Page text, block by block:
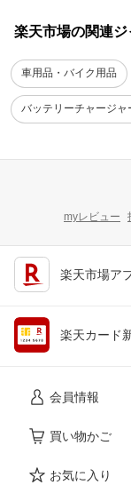
楽天市場の関連ジ
車用品・バイク用品
バッテリーチャージャ
myレビュー
楽天市場ア
楽天カード
会員情報
買い物かご
お気に入り